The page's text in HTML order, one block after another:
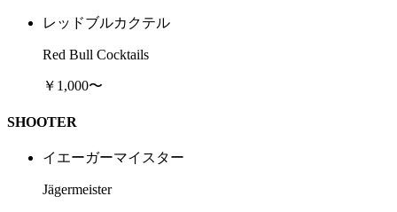
レッドブルカクテル
Red Bull Cocktails
￥1,000〜
SHOOTER
イエーガーマイスター
Jägermeister